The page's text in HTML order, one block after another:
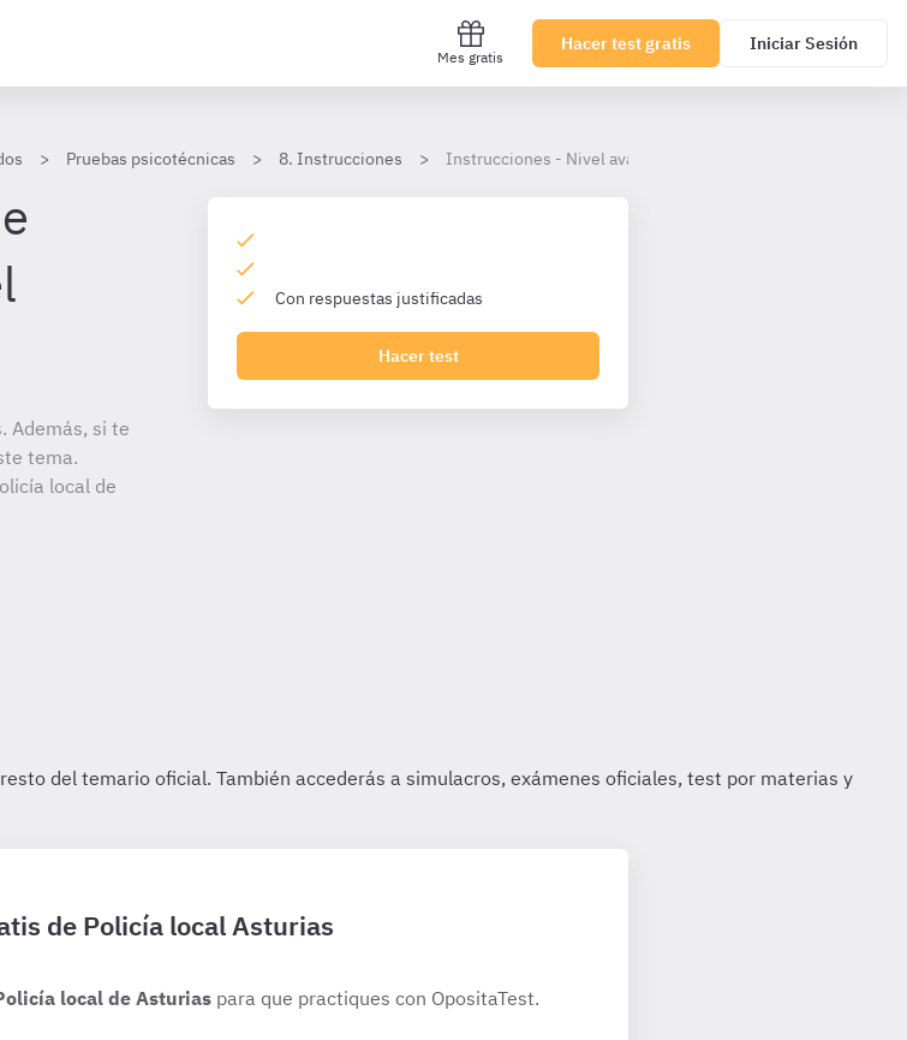
Mes gratis
Hacer test gratis Iniciar Sesión
Pruebas psicotécnicas 8. Instrucciones Instrucciones - Nivel avanzado
Además, si te
tema.
local de
Con respuestas justificadas
Hacer test
de Policía local Asturias
local de Asturias para que practiques con OpositaTest.